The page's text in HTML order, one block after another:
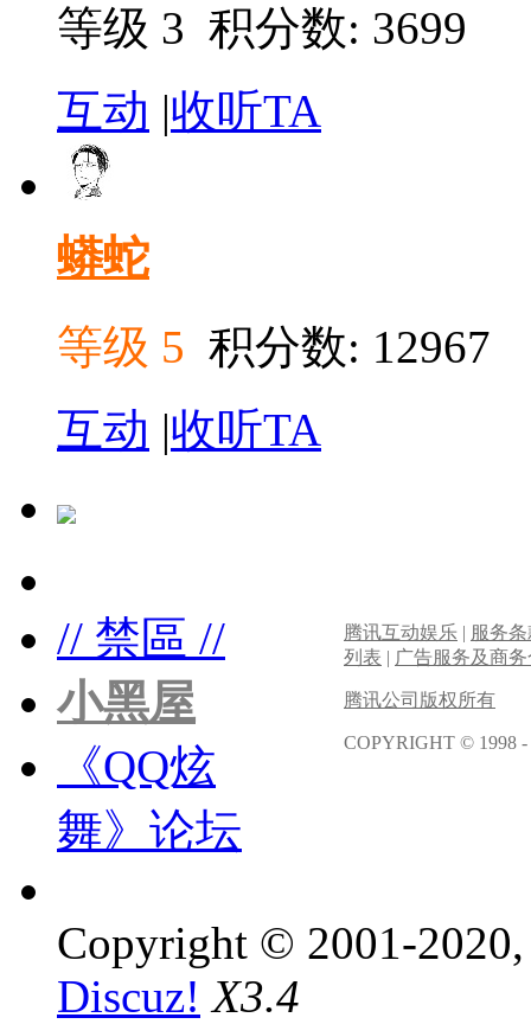
等级 3 积分数: 3699
互动 |收听TA
蟒蛇
等级 5 积分数: 12967
互动 |收听TA
腾讯互动娱乐 | 服务
列表 | 广告服务及商
腾讯公司版权所有
COPYRIGHT © 1998
// 禁區 //
小黑屋
《QQ炫
舞》论坛
Copyright © 2001-2020,
Discuz! X3.4